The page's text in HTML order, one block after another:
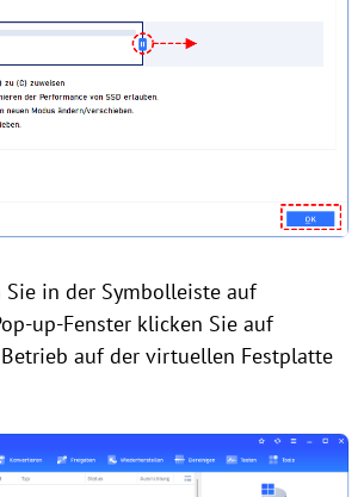
Sie in der Symbolleiste auf
up-Fenster klicken Sie auf
Betrieb auf der virtuellen Festplatte